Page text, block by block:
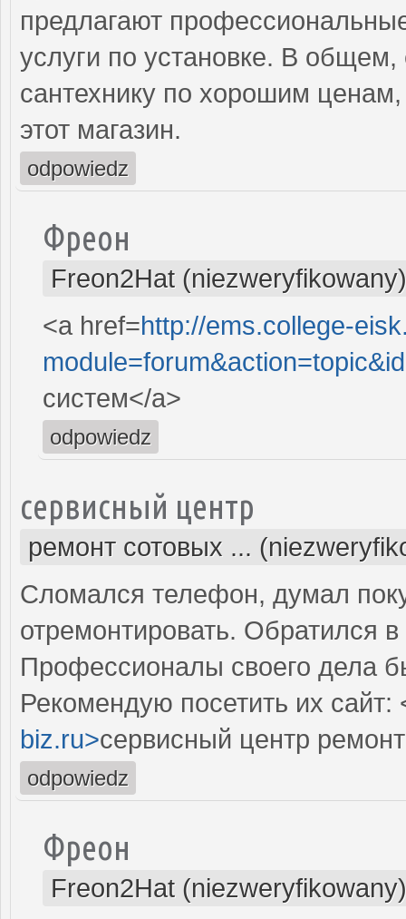
предлагают
услуги по установке. В
сантехнику по хорошим
этот магазин.
odpowiedz
Фреон
Freon2Hat (niezweryfikowany)
<a href=http://ems.college-
систем</a>
odpowiedz
сервисный центр
ремонт сотовых ...
Сломался телефон, думал
отремонтировать. Обратился
Профессионалы своего дела
Рекомендую посетить их сайт:
biz.ru>сервисный центр
odpowiedz
Фреон
Freon2Hat (niezweryfikowany)